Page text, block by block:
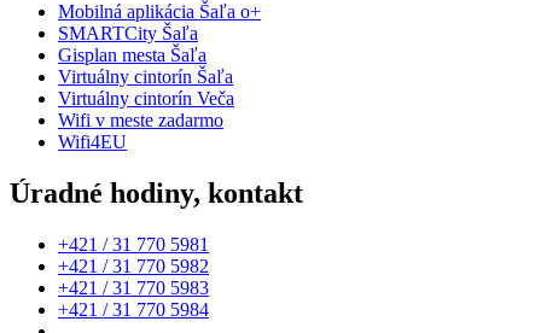
Mobilná aplikácia Šaľa o+
SMARTCity Šaľa
Gisplan mesta Šaľa
Virtuálny cintorín Šaľa
Virtuálny cintorín Veča
Wifi v meste zadarmo
Wifi4EU
Úradné hodiny, kontakt
+421 / 31 770 5981
+421 / 31 770 5982
+421 / 31 770 5983
+421 / 31 770 5984